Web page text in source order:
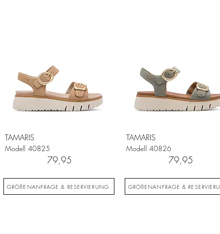
TAMARIS
40825
Modell
79,95
GRÖßENANFRAGE & RESERVIERUNG
TAMARIS
40826
Modell
79,95
GRÖßENANFRAGE &